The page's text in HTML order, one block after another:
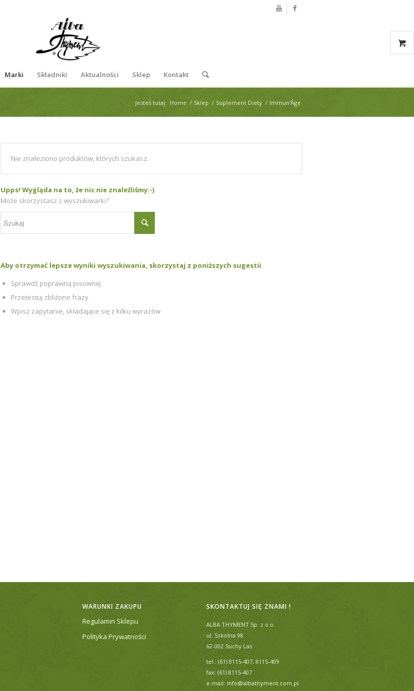
Marki Składniki Aktualności Sklep Kontakt
Jesteś tutaj: Home / Sklep / Suplement Diety / Immun'Âge
Nie znaleziono produktów, których szukasz.
Upps! Wygląda na to, że nic nie znaleźliśmy:-)
Może skorzystasz z wyszukiwarki?
Aby otrzymać lepsze wyniki wyszukiwania, skorzystaj z poniższych sugestii
Sprawdź poprawną pisownię
Przetestuj zbliżone frazy
Wpisz zapytanie, składające się z kilku wyrazów
WARUNKI ZAKUPU
Regulamin Sklepu
Polityka Prywatności
SKONTAKTUJ SIĘ ZNAMI !
ALBA THYMENT Sp. z o.o.
ul. Szkolna 98
62-002 Suchy Las
tel.: (61) 8115-407, 8115-409
fax: (61) 8115-407
e-mail: info@albathyment.com.pl